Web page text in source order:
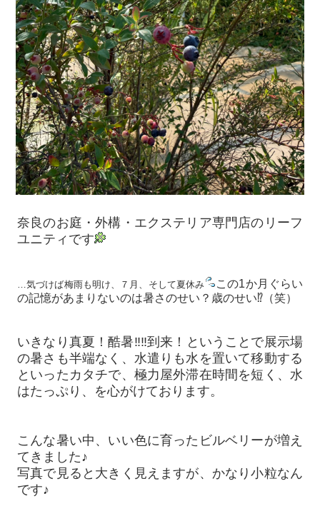
奈良のお庭・外構・エクステリア専門店のリーフ
ユニティです
…気づけば梅雨も明け、７月、そして夏休み
この1か月ぐらい
の記憶があまりないのは暑さのせい？歳のせい⁉（笑）
いきなり真夏！酷暑‼‼到来！ということで展示場
の暑さも半端なく、水遣りも水を置いて移動する
といったカタチで、極力屋外滞在時間を短く、水
はたっぷり、を心がけております。
こんな暑い中、いい色に育ったビルベリーが増え
てきました♪
写真で見ると大きく見えますが、かなり小粒なん
です♪